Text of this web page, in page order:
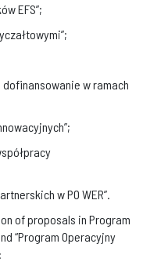
EFS”;
w ramach
w PO WER”.
of proposals in Program
“Program Operacyjny